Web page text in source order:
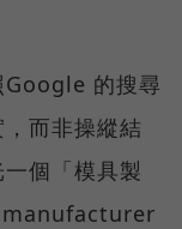
Google 的搜尋
而非操縱結
個「模具製
manufacturer